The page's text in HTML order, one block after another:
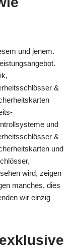
und jenem.
&
und
&
und
wird, zeigen
manches, dies
wir einzig